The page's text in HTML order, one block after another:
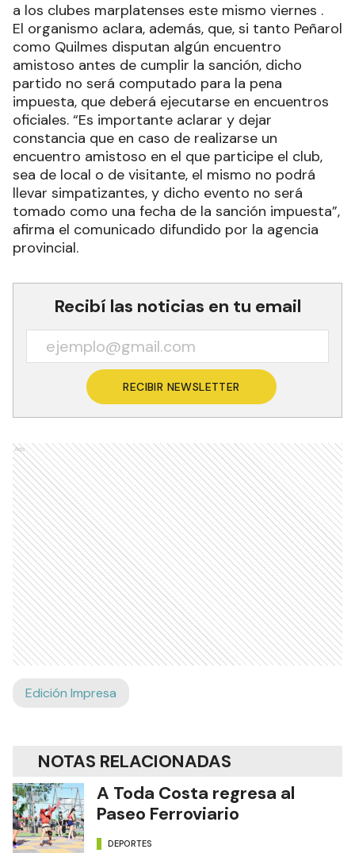
a los clubes marplatenses este mismo viernes .
El organismo aclara, además, que, si tanto Peñarol
como Quilmes disputan algún encuentro
amistoso antes de cumplir la sanción, dicho
partido no será computado para la pena
impuesta, que deberá ejecutarse en encuentros
oficiales. “Es importante aclarar y dejar
constancia que en caso de realizarse un
encuentro amistoso en el que participe el club,
sea de local o de visitante, el mismo no podrá
llevar simpatizantes, y dicho evento no será
tomado como una fecha de la sanción impuesta”,
afirma el comunicado difundido por la agencia
provincial.
Recibí las noticias en tu email
RECIBIR NEWSLETTER
Ads
Edición Impresa
NOTAS RELACIONADAS
A Toda Costa regresa al
Paseo Ferroviario
DEPORTES